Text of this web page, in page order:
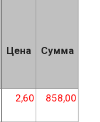
Цена Сумма
2,60 858,00